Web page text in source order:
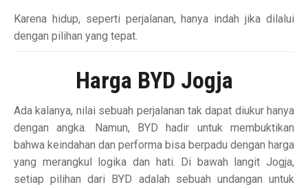
Karena hidup, seperti perjalanan, hanya indah jika dilalui
dengan pilihan yang tepat.
Harga BYD Jogja
Ada kalanya, nilai sebuah perjalanan tak dapat diukur hanya
dengan angka. Namun, BYD hadir untuk membuktikan
bahwa keindahan dan performa bisa berpadu dengan harga
yang merangkul logika dan hati. Di bawah langit Jogja,
setiap pilihan dari BYD adalah sebuah undangan untuk